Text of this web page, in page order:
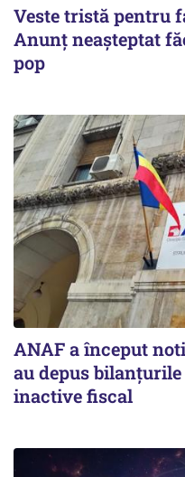
Veste tristă pentru
Anunț neașteptat
pop
ANAF a început
au depus
inactive fiscal